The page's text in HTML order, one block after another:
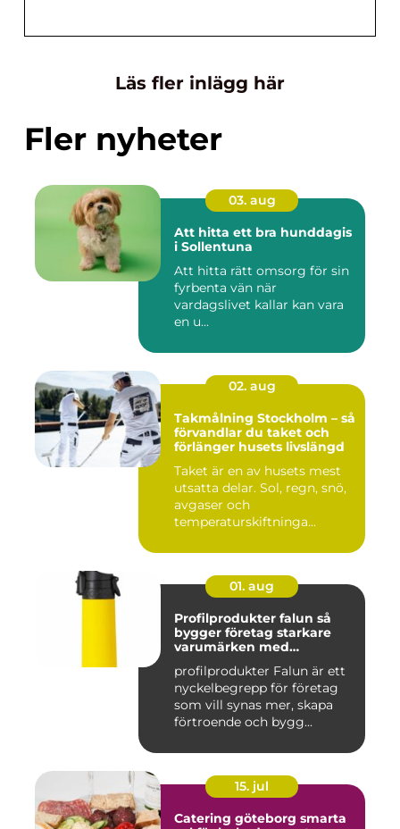
Läs fler inlägg här
Fler nyheter
03. aug
Att hitta ett bra hunddagis
i Sollentuna
Att hitta rätt omsorg för sin
fyrbenta vän när
vardagslivet kallar kan vara
en u...
02. aug
Takmålning Stockholm – så
förvandlar du taket och
förlänger husets livslängd
Taket är en av husets mest
utsatta delar. Sol, regn, snö,
avgaser och
temperaturskiftninga...
01. aug
Profilprodukter falun så
bygger företag starkare
varumärken med
profilprodukter Falun är ett
nyckelbegrepp för företag
som vill synas mer, skapa
förtroende och bygg...
15. jul
Catering göteborg smarta